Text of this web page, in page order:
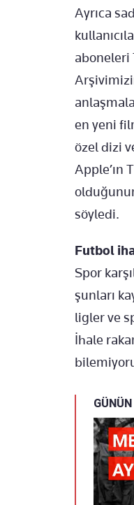
Ayrıca
aboneleri
en yeni
özel dizi
Apple’ın
söyledi.
Futbol
Spor
şunları
ligler ve
İhale